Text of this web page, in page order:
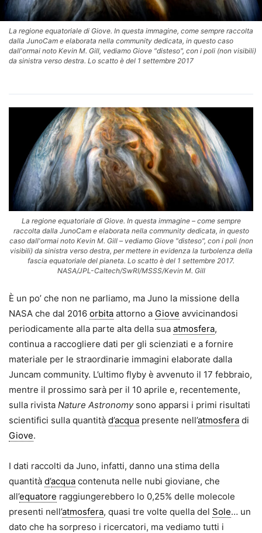
La regione equatoriale di Giove. In questa immagine, come sempre raccolta
dalla JunoCam e elaborata nella community dedicata, in questo caso
dall'ormai noto Kevin M. Gill, vediamo Giove "disteso", con i poli (non visibili)
da sinistra verso destra. Lo scatto è del 1 settembre 2017
La regione equatoriale di Giove. In questa immagine – come sempre
raccolta dalla JunoCam e elaborata nella community dedicata, in questo
caso dall'ormai noto Kevin M. Gill – vediamo Giove "disteso", con i poli (non
visibili) da sinistra verso destra, per mettere in evidenza la turbolenza della
fascia equatoriale del pianeta. Lo scatto è del 1 settembre 2017.
NASA/JPL-Caltech/SwRI/MSSS/Kevin M. Gill
È un po’ che non ne parliamo, ma Juno la missione della
NASA che dal 2016 orbita attorno a Giove avvicinandosi
periodicamente alla parte alta della sua atmosfera,
continua a raccogliere dati per gli scienziati e a fornire
materiale per le straordinarie immagini elaborate dalla
Juncam community. L’ultimo flyby è avvenuto il 17 febbraio,
mentre il prossimo sarà per il 10 aprile e, recentemente,
sulla rivista Nature Astronomy sono apparsi i primi risultati
scientifici sulla quantità d’acqua presente nell’atmosfera di
Giove.
I dati raccolti da Juno, infatti, danno una stima della
quantità d’acqua contenuta nelle nubi gioviane, che
all’equatore raggiungerebbero lo 0,25% delle molecole
presenti nell’atmosfera, quasi tre volte quella del Sole… un
dato che ha sorpreso i ricercatori, ma vediamo tutti i